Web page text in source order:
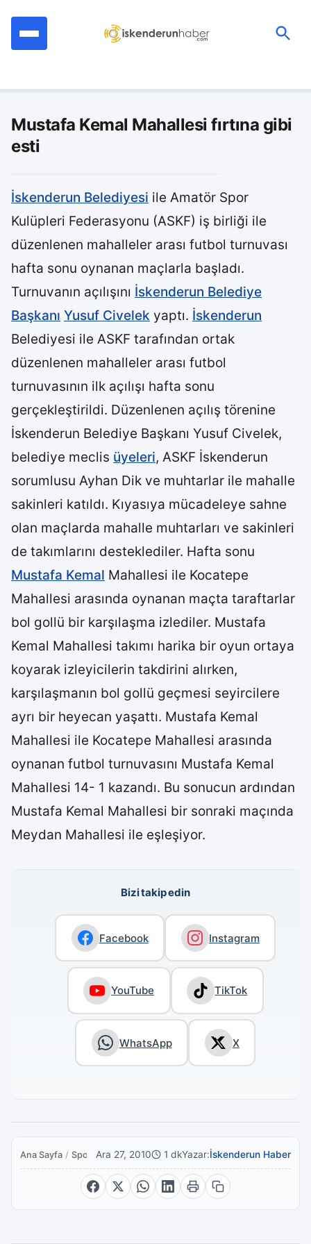
Mustafa Kemal Mahallesi fırtına gibi
esti
İskenderun Belediyesi ile Amatör Spor
Kulüpleri Federasyonu (ASKF) iş birliği ile
düzenlenen mahalleler arası futbol turnuvası
hafta sonu oynanan maçlarla başladı.
Turnuvanın açılışını İskenderun Belediye
Başkanı Yusuf Civelek yaptı. İskenderun
Belediyesi ile ASKF tarafından ortak
düzenlenen mahalleler arası futbol
turnuvasının ilk açılışı hafta sonu
gerçekleştirildi. Düzenlenen açılış törenine
İskenderun Belediye Başkanı Yusuf Civelek,
belediye meclis üyeleri, ASKF İskenderun
sorumlusu Ayhan Dik ve muhtarlar ile mahalle
sakinleri katıldı. Kıyasıya mücadeleye sahne
olan maçlarda mahalle muhtarları ve sakinleri
de takımlarını desteklediler. Hafta sonu
Mustafa Kemal Mahallesi ile Kocatepe
Mahallesi arasında oynanan maçta taraftarlar
bol gollü bir karşılaşma izlediler. Mustafa
Kemal Mahallesi takımı harika bir oyun ortaya
koyarak izleyicilerin takdirini alırken,
karşılaşmanın bol gollü geçmesi seyircilere
ayrı bir heyecan yaşattı. Mustafa Kemal
Mahallesi ile Kocatepe Mahallesi arasında
oynanan futbol turnuvasını Mustafa Kemal
Mahallesi 14- 1 kazandı. Bu sonucun ardından
Mustafa Kemal Mahallesi bir sonraki maçında
Meydan Mahallesi ile eşleşiyor.
Bizi takip edin
Facebook Instagram
YouTube TikTok
WhatsApp X
Ana Sayfa / Spor Ara 27, 2010 1 dkYazar:İskenderun Haber